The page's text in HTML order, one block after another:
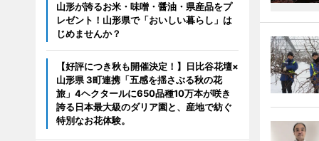
山形が誇るお米・味噌・醤油・県産品をプ
レゼント！山形県で「おいしい暮らし」は
じめませんか？
【好評につき秋も開催決定！】日比谷花壇×
山形県 3町連携「五感を揺さぶる秋の花
旅」4ヘクタールに650品種10万本が咲き
誇る日本最大級のダリア園と、産地で紡ぐ
特別なお花体験。